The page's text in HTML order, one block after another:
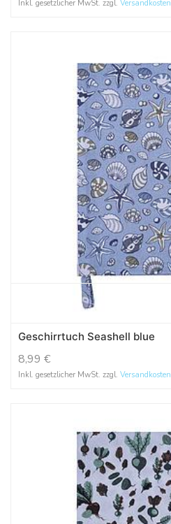
Inkl. gesetzlicher MwSt. zzgl. Versandkosten
Geschirrtuch Seashell blue
8,99 €
Inkl. gesetzlicher MwSt. zzgl. Versandkosten